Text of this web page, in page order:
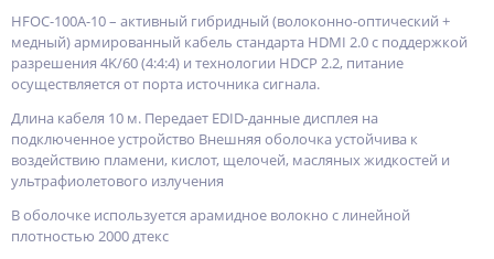
HFOC-100A-10 – активный гибридный (волоконно-оптический +
медный) армированный кабель стандарта HDMI 2.0 с поддержкой
разрешения 4K/60 (4:4:4) и технологии HDCP 2.2, питание
осуществляется от порта источника сигнала.
Длина кабеля 10 м. Передает EDID-данные дисплея на
подключенное устройство Внешняя оболочка устойчива к
воздействию пламени, кислот, щелочей, масляных жидкостей и
ультрафиолетового излучения
В оболочке используется арамидное волокно с линейной
плотностью 2000 дтекс